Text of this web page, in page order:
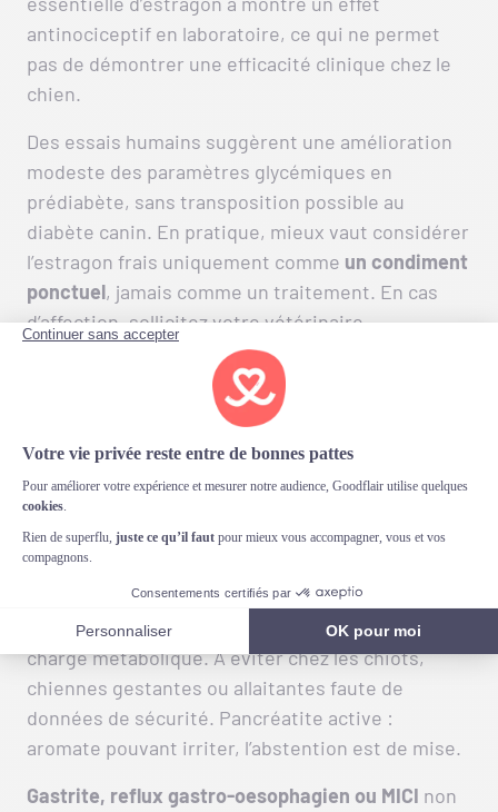
antinociceptif en laboratoire, ce qui ne permet
pas de démontrer une efficacité clinique chez le
chien.
Des essais humains suggèrent une amélioration
modeste des paramètres glycémiques en
prédiabète, sans transposition possible au
diabète canin. En pratique, mieux vaut considérer
l’estragon frais uniquement comme un condiment
ponctuel, jamais comme un traitement. En cas
d’affection, sollicitez votre vétérinaire.
Les contre-indications :
dans quels cas l’estragon
est déconseillé ?
Déconseillé en cas d’hépatite active, cholestase
ou cytolyse persistante :l’estragole possède un
potentiel hépatotoxique
, inutile d’ajouter une
charge métabolique. À éviter chez les chiots,
chiennes gestantes ou allaitantes faute de
données de sécurité. Pancréatite active :
aromate pouvant irriter, l’abstention est de mise.
Gastrite, reflux gastro-oesophagien ou MICI non